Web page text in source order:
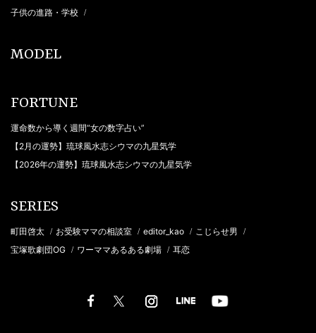
子供の進路・学校 /
MODEL
FORTUNE
運命数から導く週間“女の数字占い”
【2月の運勢】琉球風水志シウマの九星気学
【2026年の運勢】琉球風水志シウマの九星気学
SERIES
町田啓太 / お受験ママの相談室 / editor_kao / こじらせ男 /
宝塚歌劇団OG / ワーママあるある劇場 / 耳恋